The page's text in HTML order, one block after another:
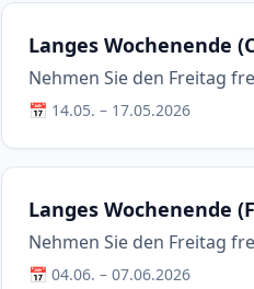
Langes Wochenende
Nehmen Sie den Freitag
📅 14.05. – 17.05.2026
Langes Wochenende
Nehmen Sie den Freitag
📅 04.06. – 07.06.2026